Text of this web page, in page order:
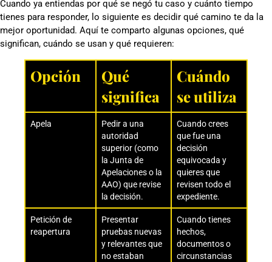
Cuando ya entiendas por qué se negó tu caso y cuánto tiempo
tienes para responder, lo siguiente es decidir qué camino te da la
mejor oportunidad. Aquí te comparto algunas opciones, qué
significan, cuándo se usan y qué requieren:
Opción
Qué
significa
Cuándo
se utiliza
Apela
Pedir a una
autoridad
superior (como
la Junta de
Apelaciones o la
AAO) que revise
la decisión.
Cuando crees
que fue una
decisión
equivocada y
quieres que
revisen todo el
expediente.
Petición de
reapertura
Presentar
pruebas nuevas
y relevantes que
no estaban
Cuando tienes
hechos,
documentos o
circunstancias